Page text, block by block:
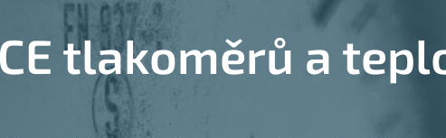
tlakoměrů a